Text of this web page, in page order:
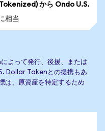
から Ondo U.S.
相当
よって発行、後援、または
Dollar Tokenとの提携もあ
は、原資産を特定するため